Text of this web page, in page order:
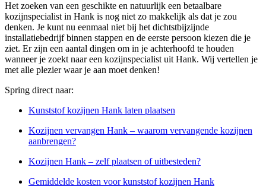
Het zoeken van een geschikte en natuurlijk een betaalbare
kozijnspecialist in Hank is nog niet zo makkelijk als dat je zou
denken. Je kunt nu eenmaal niet bij het dichtstbijzijnde
installatiebedrijf binnen stappen en de eerste persoon kiezen die je
ziet. Er zijn een aantal dingen om in je achterhoofd te houden
wanneer je zoekt naar een kozijnspecialist uit Hank. Wij vertellen je
met alle plezier waar je aan moet denken!
Spring direct naar:
Kunststof kozijnen Hank laten plaatsen
Kozijnen vervangen Hank – waarom vervangende kozijnen
aanbrengen?
Kozijnen Hank – zelf plaatsen of uitbesteden?
Gemiddelde kosten voor kunststof kozijnen Hank